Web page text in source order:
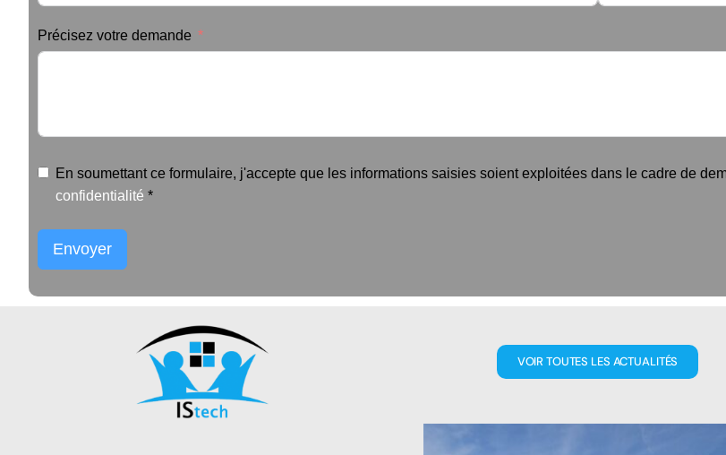
Précisez votre demande
En soumettant ce formulaire, j'accepte que les informations saisies soient exploitées dans le cadre de
confidentialité *
Envoyer
Alternative:
VOIR TOUTES LES ACTUALITÉS